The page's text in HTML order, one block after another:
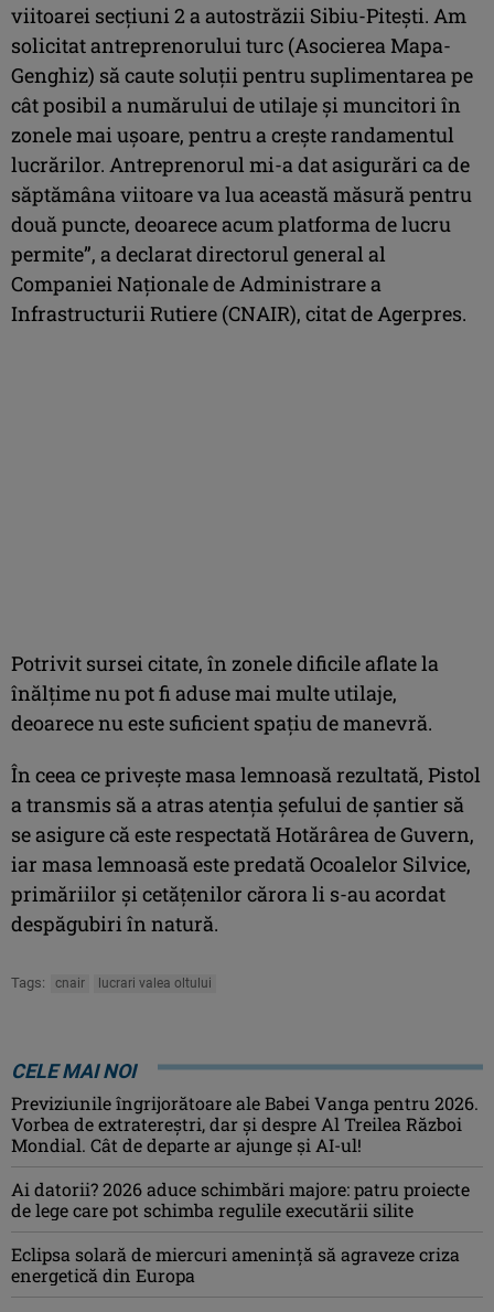
viitoarei secţiuni 2 a autostrăzii Sibiu-Piteşti. Am
solicitat antreprenorului turc (Asocierea Mapa-
Genghiz) să caute soluţii pentru suplimentarea pe
cât posibil a numărului de utilaje şi muncitori în
zonele mai uşoare, pentru a creşte randamentul
lucrărilor. Antreprenorul mi-a dat asigurări ca de
săptămâna viitoare va lua această măsură pentru
două puncte, deoarece acum platforma de lucru
permite”, a declarat directorul general al
Companiei Naţionale de Administrare a
Infrastructurii Rutiere (CNAIR), citat de Agerpres.
Potrivit sursei citate, în zonele dificile aflate la
înălţime nu pot fi aduse mai multe utilaje,
deoarece nu este suficient spaţiu de manevră.
În ceea ce priveşte masa lemnoasă rezultată, Pistol
a transmis să a atras atenţia şefului de şantier să
se asigure că este respectată Hotărârea de Guvern,
iar masa lemnoasă este predată Ocoalelor Silvice,
primăriilor şi cetăţenilor cărora li s-au acordat
despăgubiri în natură.
Tags: cnair lucrari valea oltului
CELE MAI NOI
Previziunile îngrijorătoare ale Babei Vanga pentru 2026.
Vorbea de extratereștri, dar și despre Al Treilea Război
Mondial. Cât de departe ar ajunge și AI-ul!
Ai datorii? 2026 aduce schimbări majore: patru proiecte
de lege care pot schimba regulile executării silite
Eclipsa solară de miercuri ameninţă să agraveze criza
energetică din Europa